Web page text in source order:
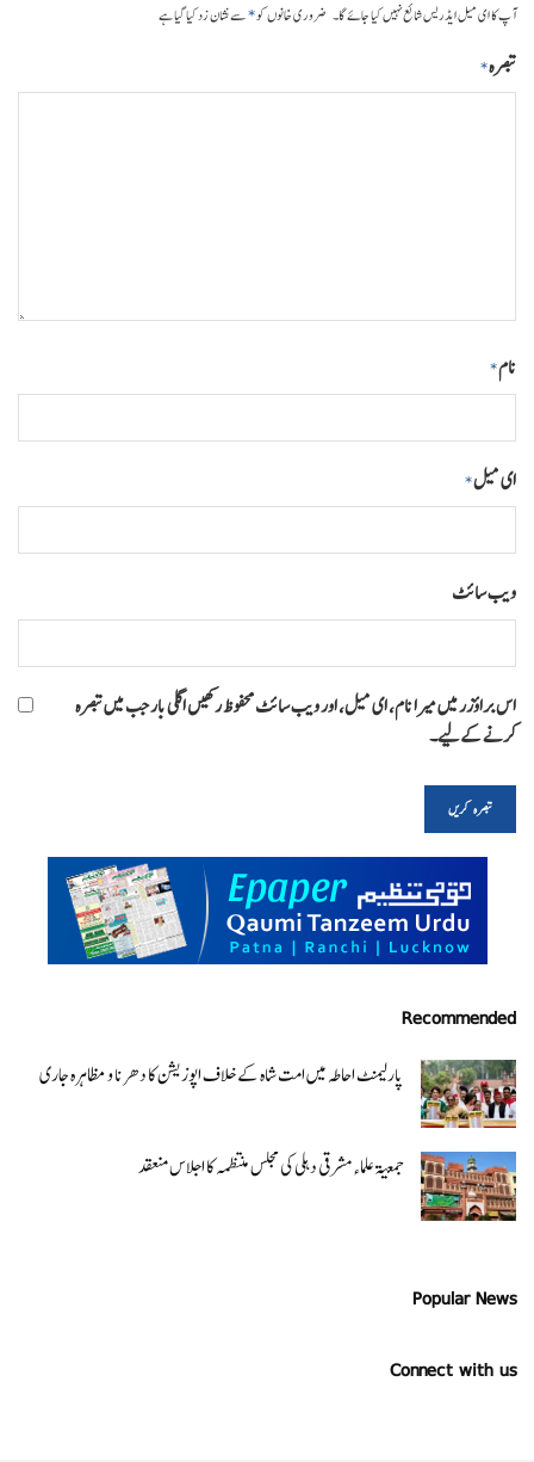
آپ کا ای میل ایڈریس شائع نہیں کیا جائے گا۔ ضروری خانوں کو*سے نشان زد کیا گیا ہے
تبصرہ*
نام*
ای میل*
ویب‌ سائٹ
اس براؤزر میں میرا نام، ای میل، اور ویب سائٹ محفوظ رکھیں اگلی بار جب میں تبصرہ
کرنے کےلیے۔
Recommended
پارلیمنٹ احاطہ میں امت شاہ کے خلاف اپوزیشن کا دھرنا و مظاہرہ جاری
جمعیۃ علماء مشرقی دہلی کی مجلس منتظمہ کا اجلاس منعقد
Popular News
Connect with us